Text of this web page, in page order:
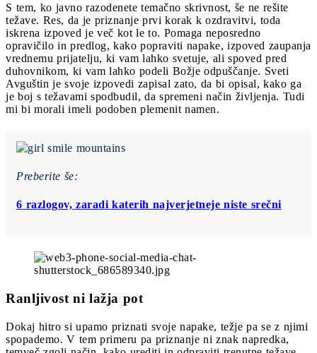
S tem, ko javno razodenete temačno skrivnost, še ne rešite
težave. Res, da je priznanje prvi korak k ozdravitvi, toda
iskrena izpoved je več kot le to. Pomaga neposredno
opravičilo in predlog, kako popraviti napake, izpoved zaupanja
vrednemu prijatelju, ki vam lahko svetuje, ali spoved pred
duhovnikom, ki vam lahko podeli Božje odpuščanje. Sveti
Avguštin je svoje izpovedi zapisal zato, da bi opisal, kako ga
je boj s težavami spodbudil, da spremeni način življenja. Tudi
mi bi morali imeli podoben plemenit namen.
Preberite še:
6 razlogov, zaradi katerih najverjetneje niste srečni
Ranljivost ni lažja pot
Dokaj hitro si upamo priznati svoje napake, težje pa se z njimi
spopademo. V tem primeru pa priznanje ni znak napredka,